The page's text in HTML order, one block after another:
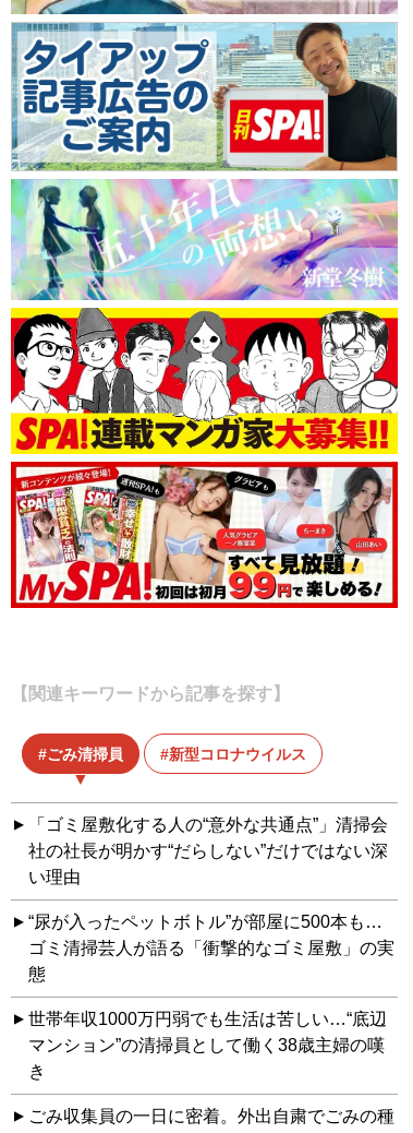
【関連キーワードから記事を探す】
ごみ清掃員 新型コロナウイルス
「ゴミ屋敷化する人の“意外な共通点”」清掃会
社の社長が明かす“だらしない”だけではない深
い理由
“尿が入ったペットボトル”が部屋に500本も…
ゴミ清掃芸人が語る「衝撃的なゴミ屋敷」の実
態
世帯年収1000万円弱でも生活は苦しい…“底辺
マンション”の清掃員として働く38歳主婦の嘆
き
ごみ収集員の一日に密着。外出自粛でごみの種